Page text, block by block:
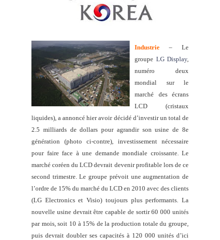
Industrie – Le
groupe LG Display,
numéro deux
mondial sur le
marché des écrans
LCD (cristaux
liquides), a annoncé hier avoir décidé d’investir un total de
2.5 milliards de dollars pour agrandir son usine de 8e
génération (photo ci-contre), investissement nécessaire
pour faire face à une demande mondiale croissante. Le
marché coréen du LCD devrait devenir profitable lors de ce
second trimestre. Le groupe prévoit une augmentation de
l’ordre de 15% du marché du LCD en 2010 avec des clients
(LG Electronics et Visio) toujours plus performants. La
nouvelle usine devrait être capable de sortir 60 000 unités
par mois, soit 10 à 15% de la production totale du groupe,
puis devrait doubler ses capacités à 120 000 unités d’ici